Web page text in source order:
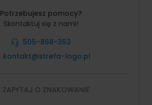
Potrzebujesz pomocy?
Skontaktuj się z nami!
505-868-352
kontakt@strefa-logo.pl
ZAPYTAJ O ZNAKOWANIE